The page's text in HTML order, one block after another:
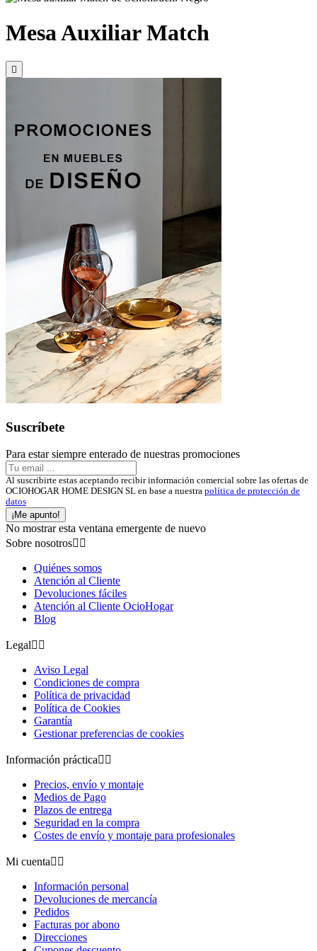
Mesa Auxiliar Match

Suscríbete
Para estar siempre enterado de nuestras promociones
Al suscribirte estas aceptando recibir información comercial sobre las ofertas de
OCIOHOGAR HOME DESIGN SL en base a nuestra política de protección de
datos
¡Me apunto!
No mostrar esta ventana emergente de nuevo
Sobre nosotros 
Quiénes somos
Atención al Cliente
Devoluciones fáciles
Atención al Cliente OcioHogar
Blog
Legal 
Aviso Legal
Condiciones de compra
Política de privacidad
Política de Cookies
Garantía
Gestionar preferencias de cookies
Información práctica 
Precios, envío y montaje
Medios de Pago
Plazos de entrega
Seguridad en la compra
Costes de envío y montaje para profesionales
Mi cuenta 
Información personal
Devoluciones de mercancía
Pedidos
Facturas por abono
Direcciones